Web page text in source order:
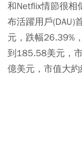
和Netflix情節很相
布活躍用戶(DAU)
元，跌幅26.39%
到185.58美元，
億美元，市值大約